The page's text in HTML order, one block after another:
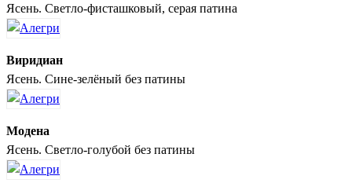
Ясень. Светло-фисташковый, серая патина
Виридиан
Ясень. Сине-зелёный без патины
Модена
Ясень. Светло-голубой без патины